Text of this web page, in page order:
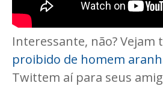
Interessante, não? Vejam
proibido de homem
Twittem aí para seus